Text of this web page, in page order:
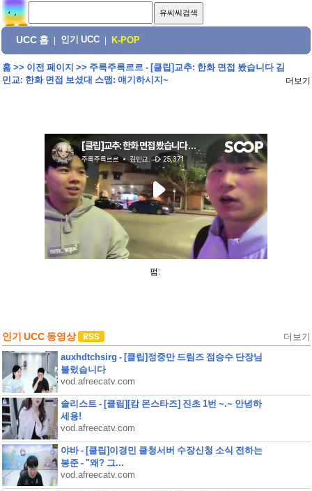
UCC 홈 인기 UCC K-POP
홈>> 이전 페이지 >> 주륵주륵르르 - [클립]교추: 한화 면접 봤습니다 김
민교: 한화 면접 보셨대 스맵: 얘기하시지~
더보기
펌:
인기 UCC 동영상 더보기
auxhdtchsirg - [클립]정중만 드림즈 점승수 단장님
불렀습니다
vod.afreecatv.com
솔리스트 - [클립][캄 몬스타즈] 진초 1번 ~.~ 안녕하
세용!
vod.afreecatv.com
야바 - [클립]이경민 클청서버 수장신청 소식 전하는
봉준 - "왜? 그...
vod.afreecatv.com